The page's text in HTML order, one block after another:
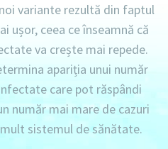
variante rezultă din faptul
ușor, ceea ce înseamnă că
va crește mai repede.
apariția unui număr
care pot răspândi
număr mai mare de cazuri
sistemul de sănătate.